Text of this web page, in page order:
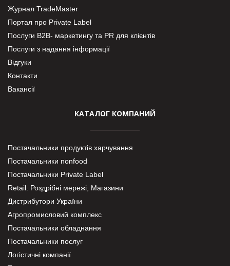
Журнал TradeMaster
Портал про Private Label
Послуги В2В- маркетингу та PR для клієнтів
Послуги з надання інформації
Відгуки
Контакти
Вакансії
КАТАЛОГ КОМПАНИЙ
Постачальники продуктів харчування
Постачальники nonfood
Постачальники Private Label
Retail. Роздрібні мережі, Магазини
Дистрибутори України
Агропромисловий комплекс
Постачальники обладнання
Постачальники послуг
Логістичні компанії